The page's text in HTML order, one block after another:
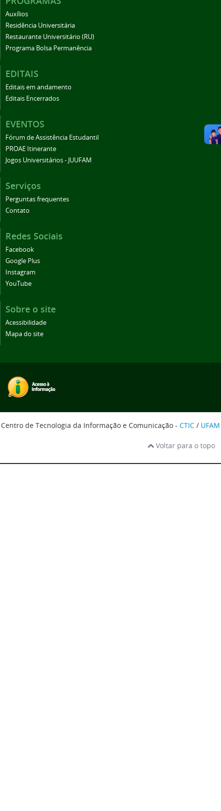
Auxílios
Residência Universitária
Restaurante Universitário (RU)
Programa Bolsa Permanência
EDITAIS
Editais em andamento
Editais Encerrados
EVENTOS
Fórum de Assistência Estudantil
PROAE Itinerante
Jogos Universitários - JUUFAM
Serviços
Perguntas frequentes
Contato
Redes Sociais
Facebook
Google Plus
Instagram
YouTube
Sobre o site
Acessibilidade
Mapa do site
Centro de Tecnologia da Informação e Comunicação - CTIC / UFAM
Voltar para o topo